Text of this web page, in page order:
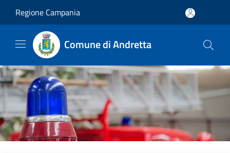
Regione Campania
Comune di Andretta